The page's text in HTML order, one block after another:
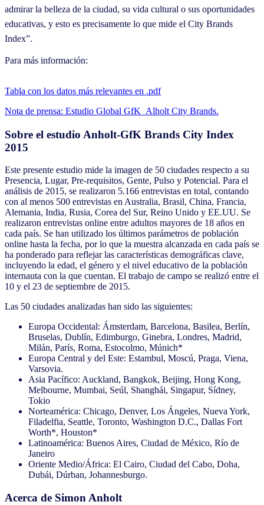
admirar la belleza de la ciudad, su vida cultural o sus oportunidades
educativas, y esto es precisamente lo que mide el City Brands
Index”.
Para más información:
Tabla con los datos más relevantes en .pdf
Nota de prensa: Estudio Global GfK Alholt City Brands.
Sobre el estudio Anholt-GfK Brands City Index
2015
Este presente estudio mide la imagen de 50 ciudades respecto a su
Presencia, Lugar, Pre-requisitos, Gente, Pulso y Potencial. Para el
análisis de 2015, se realizaron 5.166 entrevistas en total, contando
con al menos 500 entrevistas en Australia, Brasil, China, Francia,
Alemania, India, Rusia, Corea del Sur, Reino Unido y EE.UU. Se
realizaron entrevistas online entre adultos mayores de 18 años en
cada país. Se han utilizado los últimos parámetros de población
online hasta la fecha, por lo que la muestra alcanzada en cada país se
ha ponderado para reflejar las características demográficas clave,
incluyendo la edad, el género y el nivel educativo de la población
internauta con la que cuentan. El trabajo de campo se realizó entre el
10 y el 23 de septiembre de 2015.
Las 50 ciudades analizadas han sido las siguientes:
Europa Occidental: Ámsterdam, Barcelona, Basilea, Berlín,
Bruselas, Dublín, Edimburgo, Ginebra, Londres, Madrid,
Milán, París, Roma, Estocolmo, Múnich*
Europa Central y del Este: Estambul, Moscú, Praga, Viena,
Varsovia.
Asia Pacífico: Auckland, Bangkok, Beijing, Hong Kong,
Melbourne, Mumbai, Seúl, Shanghái, Singapur, Sídney,
Tokio
Norteamérica: Chicago, Denver, Los Ángeles, Nueva York,
Filadelfia, Seattle, Toronto, Washington D.C., Dallas Fort
Worth*, Houston*
Latinoamérica: Buenos Aires, Ciudad de México, Río de
Janeiro
Oriente Medio/África: El Cairo, Ciudad del Cabo, Doha,
Dubái, Dúrban, Johannesburgo.
Acerca de Simon Anholt